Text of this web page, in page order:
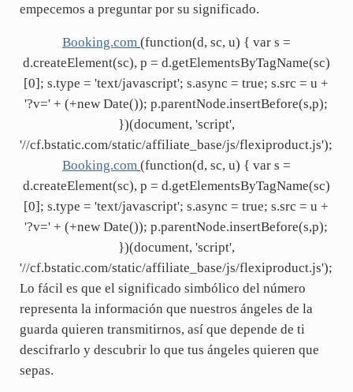
empecemos a preguntar por su significado.
Booking.com (function(d, sc, u) { var s =
d.createElement(sc), p = d.getElementsByTagName(sc)
[0]; s.type = 'text/javascript'; s.async = true; s.src = u +
'?v=' + (+new Date()); p.parentNode.insertBefore(s,p);
})(document, 'script',
'//cf.bstatic.com/static/affiliate_base/js/flexiproduct.js');
Booking.com (function(d, sc, u) { var s =
d.createElement(sc), p = d.getElementsByTagName(sc)
[0]; s.type = 'text/javascript'; s.async = true; s.src = u +
'?v=' + (+new Date()); p.parentNode.insertBefore(s,p);
})(document, 'script',
'//cf.bstatic.com/static/affiliate_base/js/flexiproduct.js');
Lo fácil es que el significado simbólico del número
representa la información que nuestros ángeles de la
guarda quieren transmitirnos, así que depende de ti
descifrarlo y descubrir lo que tus ángeles quieren que
sepas.